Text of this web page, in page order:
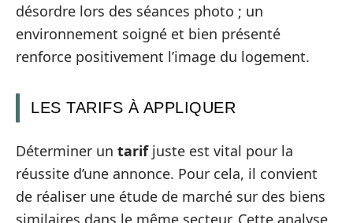
désordre lors des séances photo ; un
environnement soigné et bien présenté
renforce positivement l’image du logement.
LES TARIFS À APPLIQUER
Déterminer un tarifjuste est vital pour la
réussite d’une annonce. Pour cela, il convient
de réaliser une étude de marché sur des biens
similaires dans le même secteur. Cette analyse